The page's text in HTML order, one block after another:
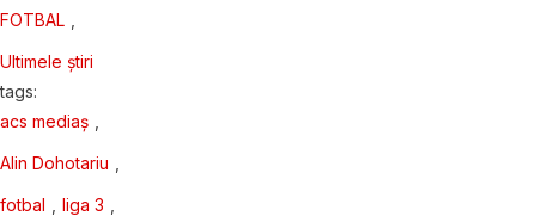
FOTBAL
Ultimele știri
tags:
acs mediaș
Alin Dohotariu
fotbal liga 3